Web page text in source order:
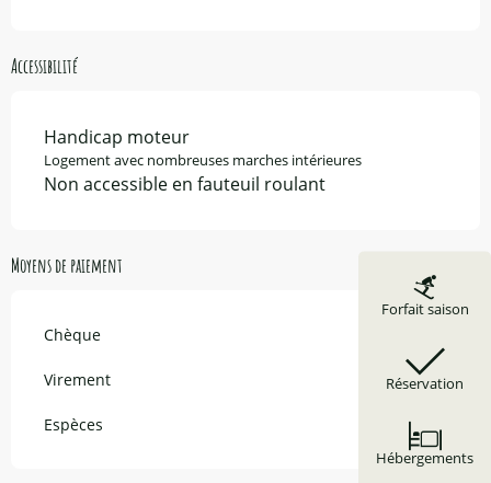
Forfait saison
Réservation
Hébergements
Accessibilité
Handicap moteur
Logement avec nombreuses marches intérieures
Non accessible en fauteuil roulant
Moyens de paiement
Chèque
Virement
Espèces